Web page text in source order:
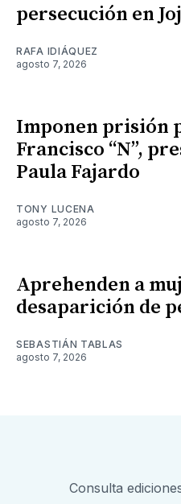
persecución en
RAFA IDIÁQUEZ
agosto 7, 2026
Imponen prisión
Francisco “N”,
Paula Fajardo
TONY LUCENA
agosto 7, 2026
Aprehenden a
desaparición de
SEBASTIÁN TABLAS
agosto 7, 2026
Consulta